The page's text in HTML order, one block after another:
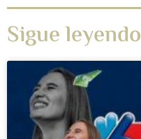
Sigue leyendo